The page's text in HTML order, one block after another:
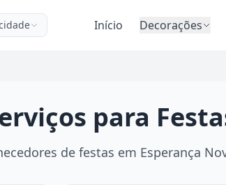
Início Decorações
para
de festas em Esperança